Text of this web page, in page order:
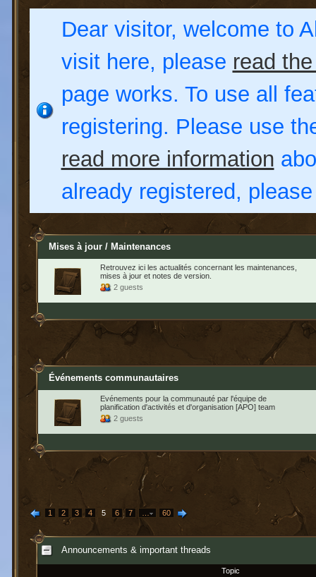
Dear visitor, welcome to
visit here, please read
page works. To use all
registering. Please use
read more information
already registered,
Mises à jour / Maintenances
Retrouvez ici les actualités concernant les maintenances,
mises à jour et notes de version.
2 guests
Événements communautaires
Evénements pour la communauté par l'équipe de
planification d'activités et d'organisation [APO] team
2 guests
1 2 3 4 5 6 7 … 60
Announcements & important threads
Topic